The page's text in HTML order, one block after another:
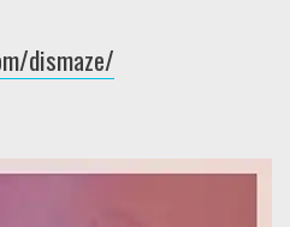
dismaze/